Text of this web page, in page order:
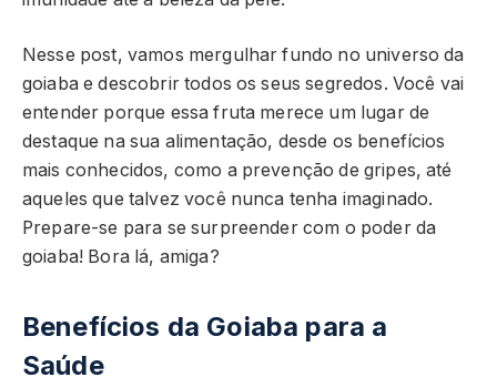
Nesse post, vamos mergulhar fundo no universo da
goiaba e descobrir todos os seus segredos. Você vai
entender porque essa fruta merece um lugar de
destaque na sua alimentação, desde os benefícios
mais conhecidos, como a prevenção de gripes, até
aqueles que talvez você nunca tenha imaginado.
Prepare-se para se surpreender com o poder da
goiaba! Bora lá, amiga?
Benefícios da Goiaba para a
Saúde